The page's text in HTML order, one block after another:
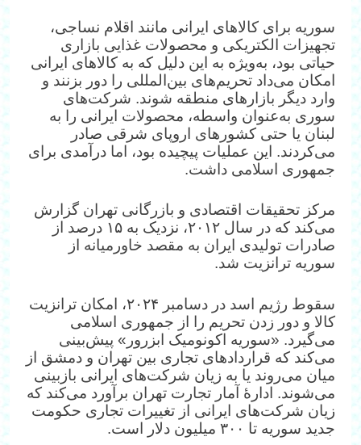
سوریه برای کالاهای ایرانی مانند اقلام نساجی،
تجهیزات الکتریکی و محصولات غذایی بازاری
حیاتی بود، به‌ویژه به این دلیل که به کالاهای ایرانی
امکان می‌داد تحریم‌های بین‌المللی را دور بزنند و
وارد دیگر بازارهای منطقه شوند. شرکت‌های
سوری به‌عنوان واسطه، محصولات ایرانی را به
لبنان یا حتی کشورهای اروپای شرقی صادر
می‌کردند. این عملیات پیچیده بود، اما درآمدی برای
جمهوری اسلامی داشت.
مرکز تحقیقات اقتصادی و بازرگانی تهران گزارش
می‌کند که در سال ۲۰۱۲، نزدیک به ۱۵ درصد از
صادرات تولیدی ایران به مقصد خاورمیانه از
سوریه ترانزیت شد.
سقوط رژیم اسد در دسامبر ۲۰۲۴، امکان ترانزیت
کالا و دور زدن تحریم را از جمهوری اسلامی
می‌گیرد. «سوریه اکونومیک ابزرور» پیش‌بینی
می‌کند که قراردادهای تجاری بین تهران و دمشق از
میان می‌روند یا به زیان شرکت‌های ایرانی بازبینی
می‌شوند. ادارهٔ آمار تجارت تهران برآورد می‌کند که
زیان شرکت‌های ایرانی از تغییرات تجاری حکومت
جدید سوریه تا ۳۰۰ میلیون دلار است.